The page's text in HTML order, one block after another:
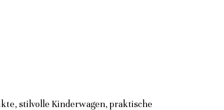
stilvolle Kinderwagen, praktische